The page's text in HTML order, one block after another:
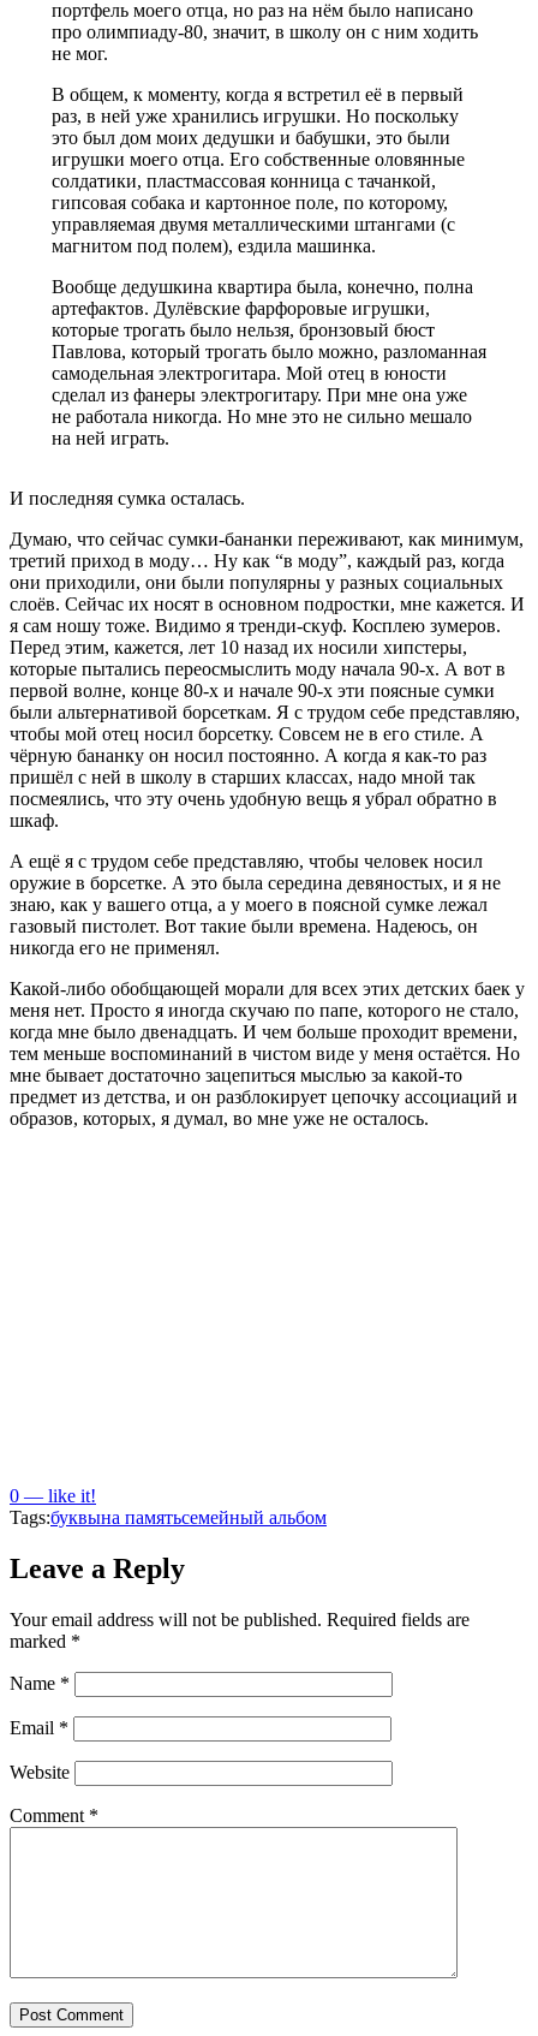
портфель моего отца, но раз на нём было написано
про олимпиаду-80, значит, в школу он с ним ходить
не мог.
В общем, к моменту, когда я встретил её в первый
раз, в ней уже хранились игрушки. Но поскольку
это был дом моих дедушки и бабушки, это были
игрушки моего отца. Его собственные оловянные
солдатики, пластмассовая конница с тачанкой,
гипсовая собака и картонное поле, по которому,
управляемая двумя металлическими штангами (с
магнитом под полем), ездила машинка.
Вообще дедушкина квартира была, конечно, полна
артефактов. Дулёвские фарфоровые игрушки,
которые трогать было нельзя, бронзовый бюст
Павлова, который трогать было можно, разломанная
самодельная электрогитара. Мой отец в юности
сделал из фанеры электрогитару. При мне она уже
не работала никогда. Но мне это не сильно мешало
на ней играть.
И последняя сумка осталась.
Думаю, что сейчас сумки-бананки переживают, как минимум,
третий приход в моду… Ну как “в моду”, каждый раз, когда
они приходили, они были популярны у разных социальных
слоёв. Сейчас их носят в основном подростки, мне кажется. И
я сам ношу тоже. Видимо я тренди-скуф. Косплею зумеров.
Перед этим, кажется, лет 10 назад их носили хипстеры,
которые пытались переосмыслить моду начала 90-х. А вот в
первой волне, конце 80-х и начале 90-х эти поясные сумки
были альтернативой борсеткам. Я с трудом себе представляю,
чтобы мой отец носил борсетку. Совсем не в его стиле. А
чёрную бананку он носил постоянно. А когда я как-то раз
пришёл с ней в школу в старших классах, надо мной так
посмеялись, что эту очень удобную вещь я убрал обратно в
шкаф.
А ещё я с трудом себе представляю, чтобы человек носил
оружие в борсетке. А это была середина девяностых, и я не
знаю, как у вашего отца, а у моего в поясной сумке лежал
газовый пистолет. Вот такие были времена. Надеюсь, он
никогда его не применял.
Какой-либо обобщающей морали для всех этих детских баек у
меня нет. Просто я иногда скучаю по папе, которого не стало,
когда мне было двенадцать. И чем больше проходит времени,
тем меньше воспоминаний в чистом виде у меня остаётся. Но
мне бывает достаточно зацепиться мыслью за какой-то
предмет из детства, и он разблокирует цепочку ассоциаций и
образов, которых, я думал, во мне уже не осталось.
0 — like it!
Tags:буквына памятьсемейный альбом
Leave a Reply
Your email address will not be published. Required fields are
marked *
Name *
Email *
Website
Comment *